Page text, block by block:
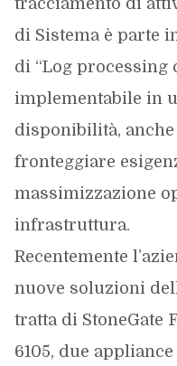
tracciamento di
di Sistema è parte
di “Log processing
implementabile in
disponibilità,
fronteggiare
massimizzazione
infrastruttura.
Recentemente
nuove soluzioni
tratta di StoneGate
6105, due